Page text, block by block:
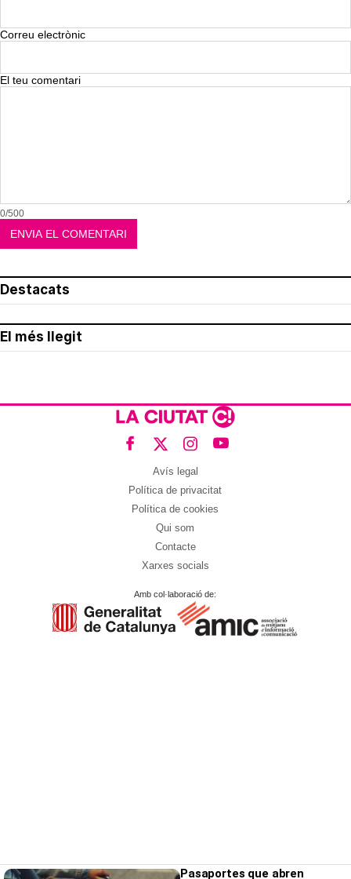
Correu electrònic
El teu comentari
0/500
Destacats
El més llegit
Avís legal
Política de privacitat
Política de cookies
Qui som
Contacte
Xarxes socials
Amb col·laboració de:
Pasaportes que abren